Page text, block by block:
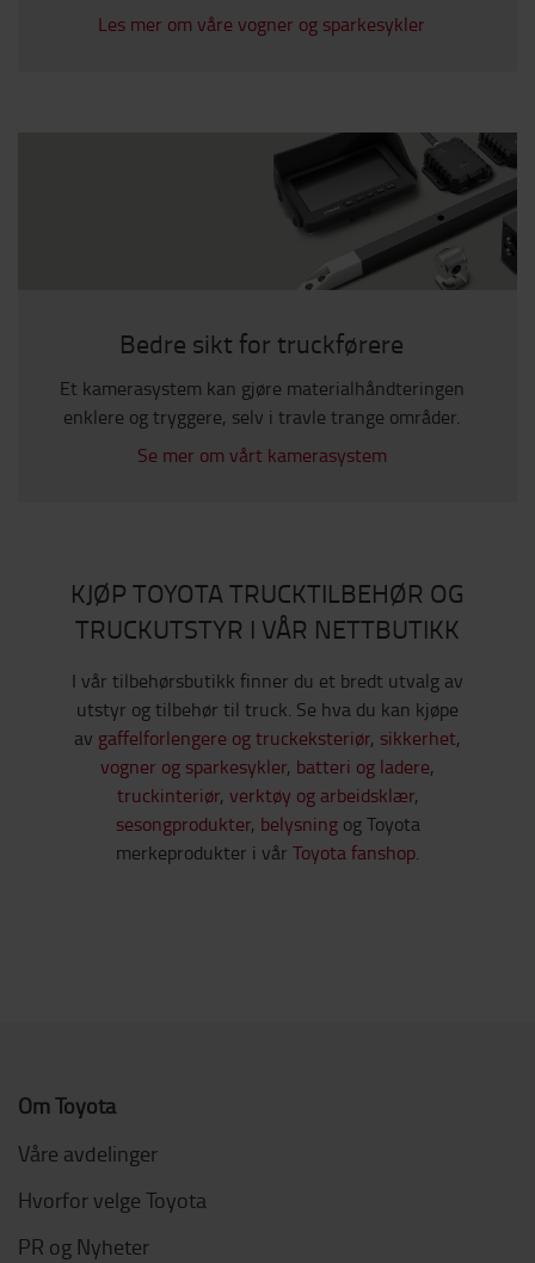
Les mer om våre vogner og sparkesykler
Bedre sikt for truckførere
Et kamerasystem kan gjøre materialhåndteringen
enklere og tryggere, selv i travle trange områder.
Se mer om vårt kamerasystem
KJØP TOYOTA TRUCKTILBEHØR OG
TRUCKUTSTYR I VÅR NETTBUTIKK
I vår tilbehørsbutikk finner du et bredt utvalg av
utstyr og tilbehør til truck. Se hva du kan kjøpe
av gaffelforlengere og truckeksteriør, sikkerhet,
vogner og sparkesykler, batteri og ladere,
truckinteriør, verktøy og arbeidsklær,
sesongprodukter, belysningog Toyota
merkeprodukter i vår Toyota fanshop.
Om Toyota
Våre avdelinger
Hvorfor velge Toyota
PR og Nyheter